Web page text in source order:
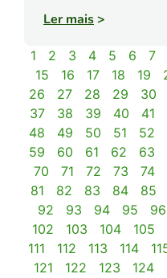
Ler mais>
1 2 3 4 5 6 7
15
16 17 18 19
26
27 28 29 30
37
38 39 40 41
48
49 50 51 52
59
60 61 62 63
70
71 72 73 74
81
82 83 84 85
92
93 94 95 96
102
103 104 105
111
112 113 114
121
122 123 124